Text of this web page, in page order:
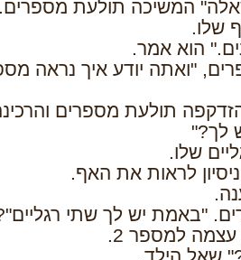
המשיכה תולעת
שלו.
הוא אמר.
"ואתה יודע איך נראה מספר
תולעת מספרים
לך?"
שלו.
לראות את האף.
"באמת יש לך שתי
למספר 2.